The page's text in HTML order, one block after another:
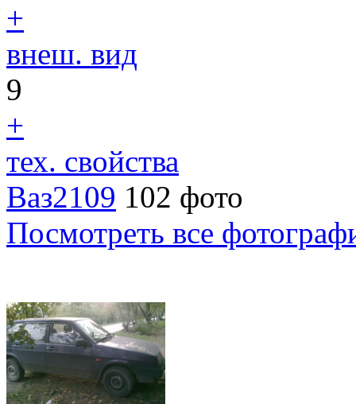
+
внеш. вид
9
+
тех. свойства
Ваз2109 102 фото
Посмотреть все